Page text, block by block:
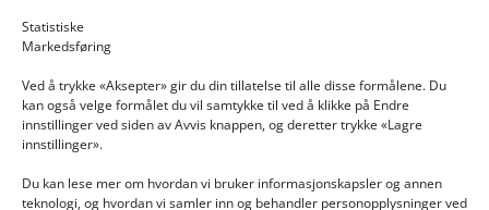
Statistiske
Markedsføring
Ved å trykke «Aksepter» gir du din tillatelse til alle disse formålene. Du
kan også velge formålet du vil samtykke til ved å klikke på Endre
innstillinger ved siden av Avvis knappen, og deretter trykke «Lagre
innstillinger».
Du kan lese mer om hvordan vi bruker informasjonskapsler og annen
teknologi, og hvordan vi samler inn og behandler personopplysninger ved
INFORMASJON